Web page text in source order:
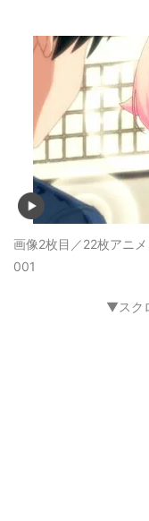
画像2枚目／22枚アニ
001
▼スク